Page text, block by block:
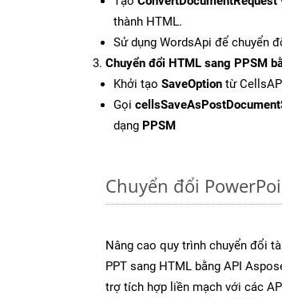
thành HTML.
Sử dụng WordsApi để chuyển
Chuyển đổi HTML sang PPSM
Khởi tạo SaveOption từ
Gọi
dạng PPSM
Chuyển đổi
Nâng cao quy trình chuyển đổi
PPT sang HTML bằng API
trợ tích hợp liền mạch với các